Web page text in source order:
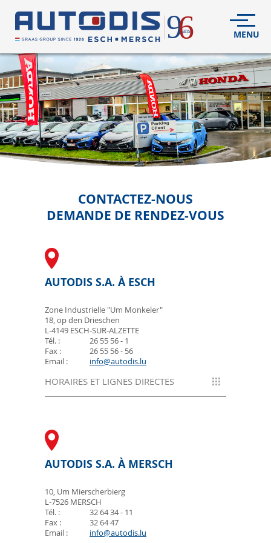
VÉHICULESNEUFS
VÉHICULESD'OCCASION
DÉCOUVREZNOUS
S.A.V.
CONTACTEZ-NOUS
DEMANDE DE RENDEZ-VOUS
AUTODIS S.A. À ESCH
Zone Industrielle "Um Monkeler"
18, op den Drieschen
L-4149 ESCH-SUR-ALZETTE
Tél. :
26 55 56 - 1
Fax :
26 55 56 - 56
Email :
info@autodis.lu
HORAIRES ET LIGNES DIRECTES
Vente voitures neuves :
Vente voitures occasions :
Heures d'ouverture :
Lundi - samedi :
AUTODIS S.A. À MERSCH
10, Um Mierscherbierg
L-7526 MERSCH
Tél. :
32 64 34 - 11
Fax :
32 64 47
Email :
info@autodis.lu